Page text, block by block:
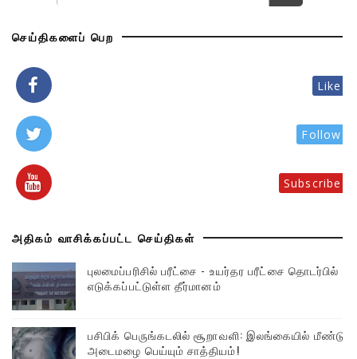
செய்திகளைப் பெற
Like
Follow
Subscribe
அதிகம் வாசிக்கப்பட்ட செய்திகள்
புலமைப்பரிசில் பரீட்சை - உயர்தர பரீட்சை தொடர்பில்
எடுக்கப்பட்டுள்ள தீர்மானம்
பசிபிக் பெருங்கடலில் சூறாவளி: இலங்கையில் மீண்டும்
அடைமழை பெய்யும் சாத்தியம்!